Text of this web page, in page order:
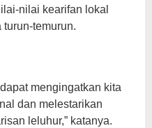
nilai kearifan lokal
temurun.
mengingatkan kita
dan melestarikan
leluhur,” katanya.